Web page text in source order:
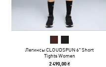
Легинсы CLOUDSPUN 6" Short
Tights Women
2 490,00 ₴